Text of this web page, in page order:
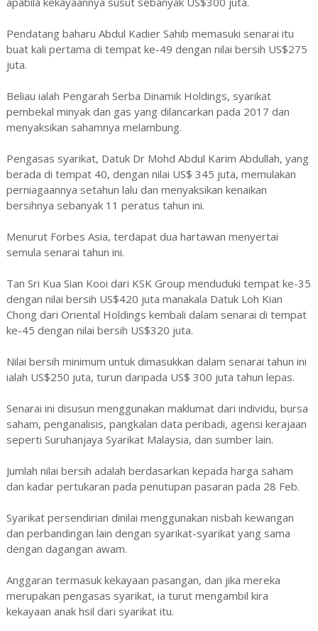
Pendatang baharu Abdul Kadier Sahib memasuki senarai itu
buat kali pertama di tempat ke-49 dengan nilai bersih US$275
juta.
Beliau ialah Pengarah Serba Dinamik Holdings, syarikat
pembekal minyak dan gas yang dilancarkan pada 2017 dan
menyaksikan sahamnya melambung.
Pengasas syarikat, Datuk Dr Mohd Abdul Karim Abdullah, yang
berada di tempat 40, dengan nilai US$ 345 juta, memulakan
perniagaannya setahun lalu dan menyaksikan kenaikan
bersihnya sebanyak 11 peratus tahun ini.
Menurut Forbes Asia, terdapat dua hartawan menyertai
semula senarai tahun ini.
Tan Sri Kua Sian Kooi dari KSK Group menduduki tempat ke-35
dengan nilai bersih US$420 juta manakala Datuk Loh Kian
Chong dari Oriental Holdings kembali dalam senarai di tempat
ke-45 dengan nilai bersih US$320 juta.
Nilai bersih minimum untuk dimasukkan dalam senarai tahun ini
ialah US$250 juta, turun daripada US$ 300 juta tahun lepas.
Senarai ini disusun menggunakan maklumat dari individu, bursa
saham, penganalisis, pangkalan data peribadi, agensi kerajaan
seperti Suruhanjaya Syarikat Malaysia, dan sumber lain.
Jumlah nilai bersih adalah berdasarkan kepada harga saham
dan kadar pertukaran pada penutupan pasaran pada 28 Feb.
Syarikat persendirian dinilai menggunakan nisbah kewangan
dan perbandingan lain dengan syarikat-syarikat yang sama
dengan dagangan awam.
Anggaran termasuk kekayaan pasangan, dan jika mereka
merupakan pengasas syarikat, ia turut mengambil kira
kekayaan anak hsil dari syarikat itu.